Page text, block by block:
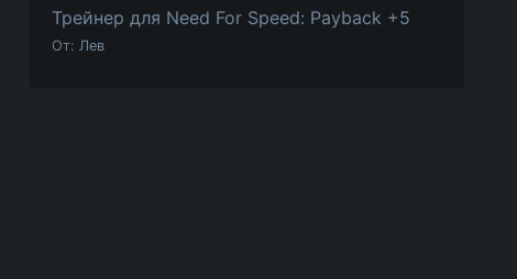
Трейнер для Need For Speed: Payback +5
От:Лев